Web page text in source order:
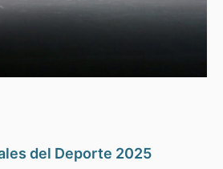
del Deporte 2025